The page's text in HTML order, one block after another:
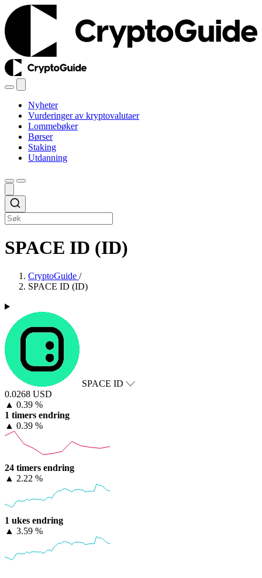
Nyheter
Vurderinger av kryptovalutaer
Lommebøker
Børser
Staking
Utdanning
SPACE ID (ID)
CryptoGuide /
SPACE ID (ID)
SPACE ID
0.0268 USD
▲ 0.39 %
1 timers endring
▲ 0.39 %
24 timers endring
▲ 2.22 %
1 ukes endring
▲ 3.59 %